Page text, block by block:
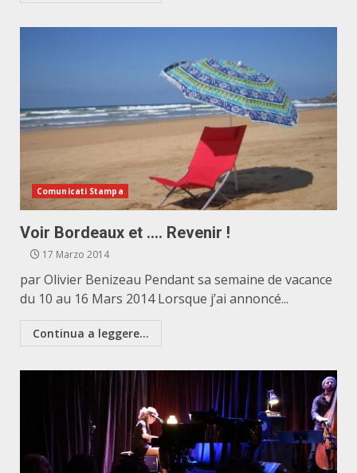
Comunicati Stampa
Voir Bordeaux et …. Revenir !
17 Marzo 2014
par Olivier Benizeau Pendant sa semaine de vacance
du 10 au 16 Mars 2014 Lorsque j’ai annoncé...
Continua a leggere...